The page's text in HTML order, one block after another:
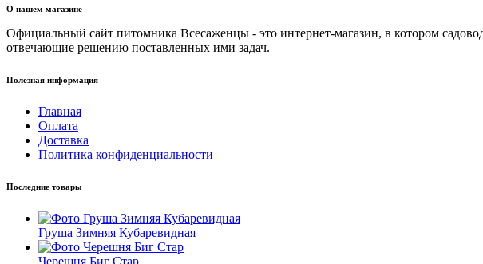
О нашем магазине
Официальный сайт питомника Всесаженцы - это интернет-магазин, в котором
отвечающие решению поставленных ими задач.
Полезная информация
Главная
Оплата
Доставка
Политика конфиденциальности
Последние товары
Груша Зимняя Кубаревидная